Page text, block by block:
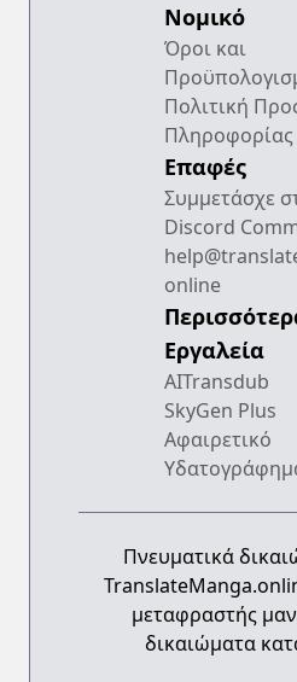
Νομικό
Όροι και
Πολιτική
Πληροφορίας
Επαφές
Συμμετάσχε
Discord
online
Εργαλεία
AITransdub
SkyGen Plus
Αφαιρετικό
Πνευματικά
μεταφραστής
δικαιώματα